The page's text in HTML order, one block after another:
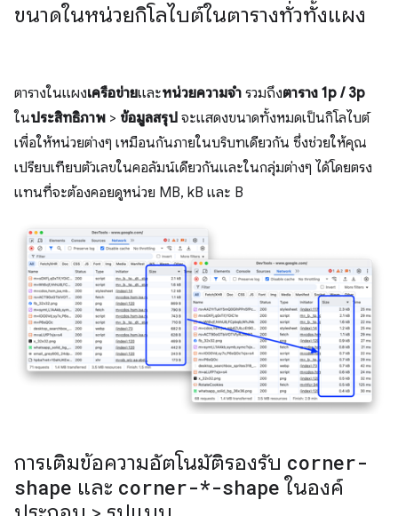
ขนาดในหน่วยกิโลไบต์ในตารางทั่วทั้งแผง
ตารางในแผงเครือข่ายและหน่วยความจำ รวมถึงตาราง 1p / 3p
ในประสิทธิภาพ > ข้อมูลสรุป จะแสดงขนาดทั้งหมดเป็นกิโลไบต์
เพื่อให้หน่วยต่างๆ เหมือนกันภายในบริบทเดียวกัน ซึ่งช่วยให้คุณ
เปรียบเทียบตัวเลขในคอลัมน์เดียวกันและในกลุ่มต่างๆ ได้โดยตรง
แทนที่จะต้องคอยดูหน่วย MB, kB และ B
การเติมข้อความอัตโนมัติรองรับ corner-
shape และ corner-*-shape ในองค์